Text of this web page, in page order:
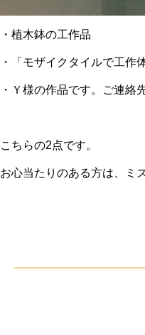
・植木鉢の工作品
・「モザイクタイルで工作
・Ｙ様の作品です。ご連絡
こちらの2点です。
お心当たりのある方は、ミ